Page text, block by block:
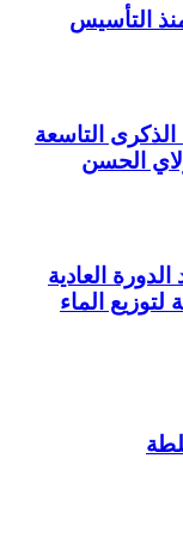
التأسيس
التاسعة
الحسن
العادية
الماء